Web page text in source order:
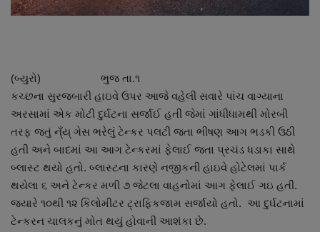
જુનાગઢ
Support US
બજારના સમાચાર
નાણાંકીય સમાચાર
સ્થાનિક સમાચાર
(બ્યુરો) ભુજ તા.૧
કચ્છના સુરજબારી હાઇવે ઉપર આજે વહેલી સવારે પાંચ વાગ્યાના
અરસામાં એક મોટી દુર્ઘટના સર્જાઈ હતી જેમાં ગાંધીધામથી મોરબી
તરફ જતું ન્ઁય્ ગેસ ભરેલું ટેન્કર પલટી જતા ભીષણ આગ ભડકી ઉઠી
હતી અને બાદમાં આ આગ ટેન્કરમાં ફેલાઈ જતા પ્રચંડ ધડાકા સાથે
બ્લાસ્ટ થયો હતો. બ્લાસ્ટના કારણે નજીકની હાઇવે હોટેલમાં પાર્ક
થયેલા ૬ અને ટેન્કર મળી ૭ જેટલા વાહનોમાં આગ ફેલાઈ ગઇ હતી.
જ્યારે ૧૦થી ૧૨ કિલોમીટર ટ્રાફિકજામ સર્જાયો હતો. આ દુર્ઘટનામાં
ટેન્કરન ચાલકનું મોત થયું હોવાની આશંકા છે.